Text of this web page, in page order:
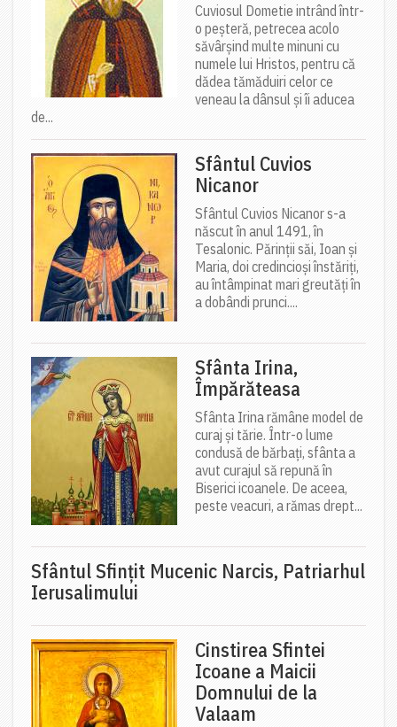
Cuviosul Dometie intrând într-
o peșteră, petrecea acolo
săvârșind multe minuni cu
numele lui Hristos, pentru că
dădea tămăduiri celor ce
veneau la dânsul și îi aducea
de...
Sfântul Cuvios
Nicanor
Sfântul Cuvios Nicanor s-a
născut în anul 1491, în
Tesalonic. Părinții săi, Ioan și
Maria, doi credincioși înstăriți,
au întâmpinat mari greutăți în
a dobândi prunci....
Sfânta Irina,
Împărăteasa
Sfânta Irina rămâne model de
curaj și tărie. Într-o lume
condusă de bărbați, sfânta a
avut curajul să repună în
Biserici icoanele. De aceea,
peste veacuri, a rămas drept...
Sfântul Sfinţit Mucenic Narcis, Patriarhul
Ierusalimului
Cinstirea Sfintei
Icoane a Maicii
Domnului de la
Valaam